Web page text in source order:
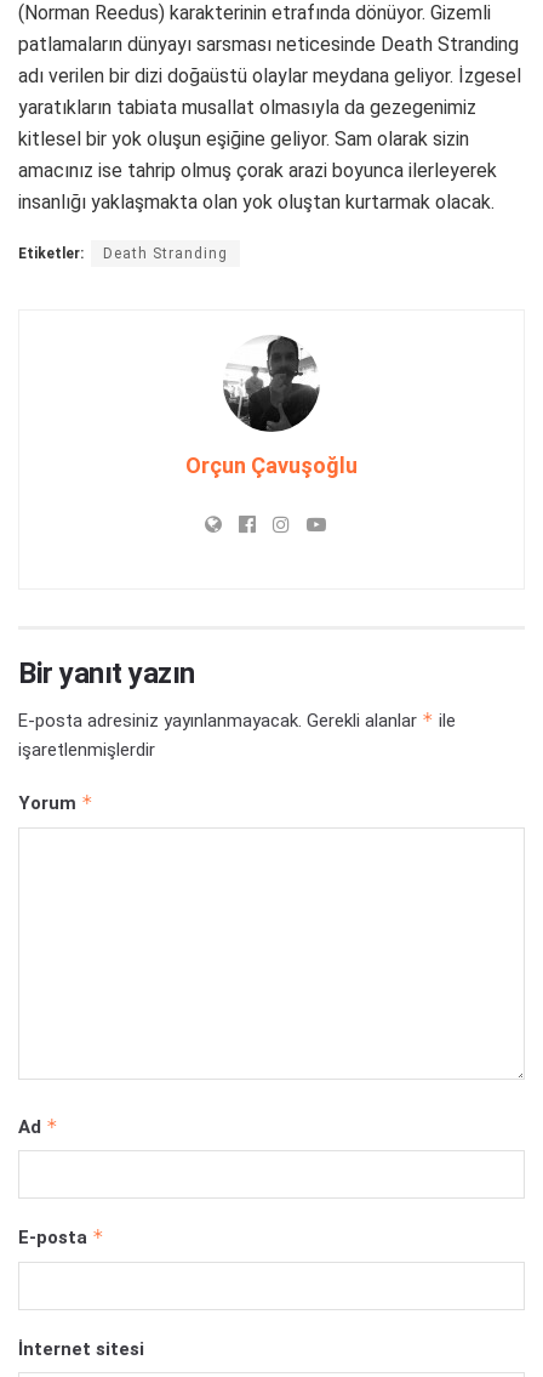
(Norman Reedus) karakterinin etrafında dönüyor. Gizemli
patlamaların dünyayı sarsması neticesinde Death Stranding
adı verilen bir dizi doğaüstü olaylar meydana geliyor. İzgesel
yaratıkların tabiata musallat olmasıyla da gezegenimiz
kitlesel bir yok oluşun eşiğine geliyor. Sam olarak sizin
amacınız ise tahrip olmuş çorak arazi boyunca ilerleyerek
insanlığı yaklaşmakta olan yok oluştan kurtarmak olacak.
Etiketler: Death Stranding
Orçun Çavuşoğlu
Bir yanıt yazın
E-posta adresiniz yayınlanmayacak. Gerekli alanlar * ile
işaretlenmişlerdir
Yorum *
Ad *
E-posta *
İnternet sitesi